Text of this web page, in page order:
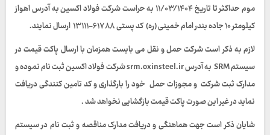
موم حداکثر تا تاریخ ۱۱/۰۳/۱۴۰۴ به حراست شرکت فولاد اکسین به آدرس اهواز
کیلومتر ۱۰ جاده بندر امام خمینی (ره) کد پستی ۶۱۷۸۸-۱۳۱۱۱ ارسال نمایند.
لازم به ذکر است شرکت حمل و نقل می بایست همزمان با ارسال پاکت قیمت در
سیستمSRM به آدرسsrm.oxinsteel.irشرکت فولاد اکسین ثبت نام نموده و
مدارک ثبت شرکت و مجوزات حمل خود را بارگذاری و کد تامین کنندگی دریافت
نماید در غیر این صورت پاکت قیمت بازگشایی نخواهد شد .
شایان ذکر است جهت هماهنگی و دریافت مدارک مناقصه و ثبت نام در سیستم